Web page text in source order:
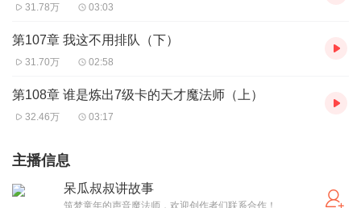
31.78万 03:03
第107章 我这不用排队（下）
31.70万 02:58
第108章 谁是炼出7级卡的天才魔法师（上）
32.46万 03:17
主播信息
呆瓜叔叔讲故事